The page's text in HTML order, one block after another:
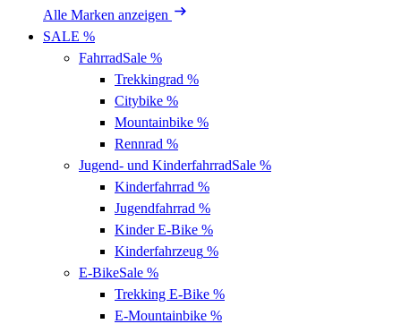
Alle Marken anzeigen
SALE %
FahrradSale %
Trekkingrad %
Citybike %
Mountainbike %
Rennrad %
Jugend- und KinderfahrradSale %
Kinderfahrrad %
Jugendfahrrad %
Kinder E-Bike %
Kinderfahrzeug %
E-BikeSale %
Trekking E-Bike %
E-Mountainbike %